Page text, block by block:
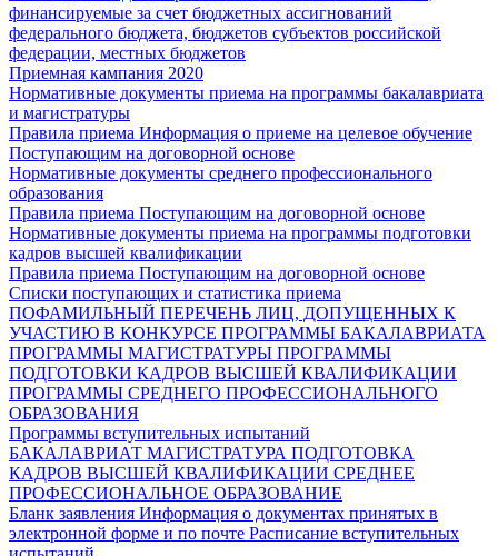
финансируемые за счет бюджетных ассигнований
федерального бюджета, бюджетов субъектов российской
федерации, местных бюджетов
Приемная кампания 2020
Нормативные документы приема на программы бакалавриата
и магистратуры
Правила приема Информация о приеме на целевое обучение
Поступающим на договорной основе
Нормативные документы среднего профессионального
образования
Правила приема Поступающим на договорной основе
Нормативные документы приема на программы подготовки
кадров высшей квалификации
Правила приема Поступающим на договорной основе
Списки поступающих и статистика приема
ПОФАМИЛЬНЫЙ ПЕРЕЧЕНЬ ЛИЦ, ДОПУЩЕННЫХ К
УЧАСТИЮ В КОНКУРСЕ ПРОГРАММЫ БАКАЛАВРИАТА
ПРОГРАММЫ МАГИСТРАТУРЫ ПРОГРАММЫ
ПОДГОТОВКИ КАДРОВ ВЫСШЕЙ КВАЛИФИКАЦИИ
ПРОГРАММЫ СРЕДНЕГО ПРОФЕССИОНАЛЬНОГО
ОБРАЗОВАНИЯ
Программы вступительных испытаний
БАКАЛАВРИАТ МАГИСТРАТУРА ПОДГОТОВКА
КАДРОВ ВЫСШЕЙ КВАЛИФИКАЦИИ СРЕДНЕЕ
ПРОФЕССИОНАЛЬНОЕ ОБРАЗОВАНИЕ
Бланк заявления Информация о документах принятых в
электронной форме и по почте Расписание вступительных